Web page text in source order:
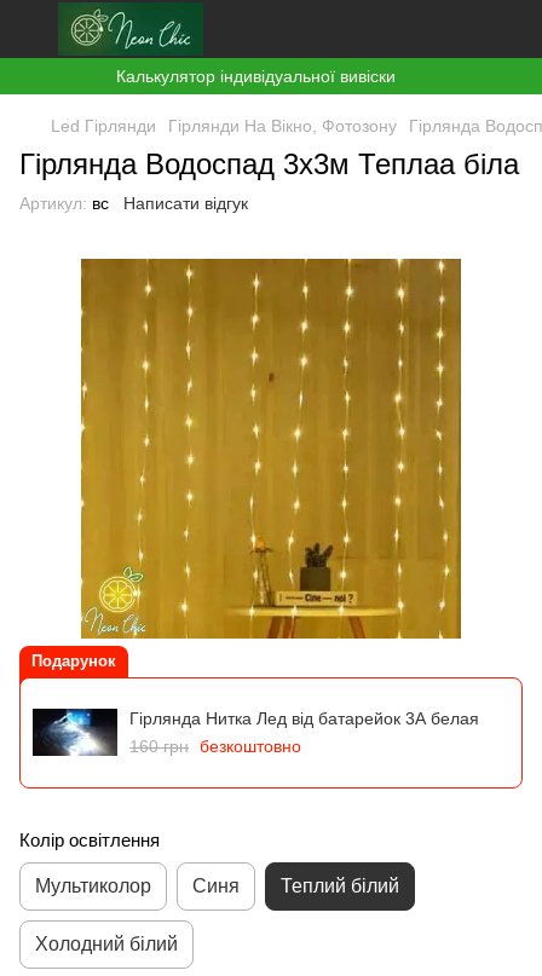
Калькулятор індивідуальної вивіски
Led Гірлянди Гірлянди На Вікно, Фотозону Гірлянда
Гірлянда Водоспад 3х3м Теплаа біла
Артикул: вс Написати відгук
Подарунок
Гірлянда Нитка Лед від батарейок 3А белая
160 грн безкоштовно
Колір освітлення
Мультиколор Синя Теплий білий
Холодний білий